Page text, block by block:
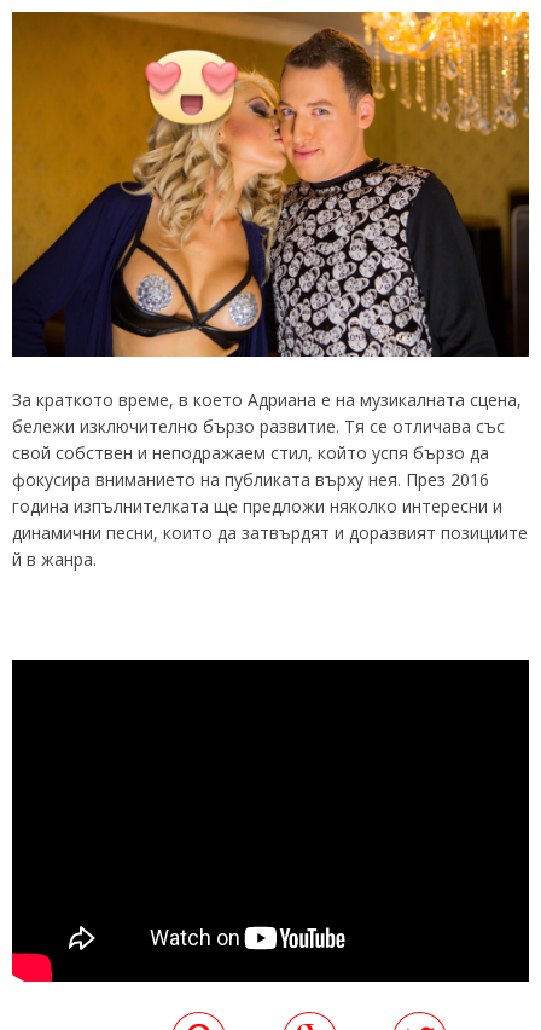
За краткото време, в което Адриана е на музикалната сцена,
бележи изключително бързо развитие. Тя се отличава със
свой собствен и неподражаем стил, който успя бързо да
фокусира вниманието на публиката върху нея. През 2016
година изпълнителката ще предложи няколко интересни и
динамични песни, които да затвърдят и доразвият позициите
й в жанра.